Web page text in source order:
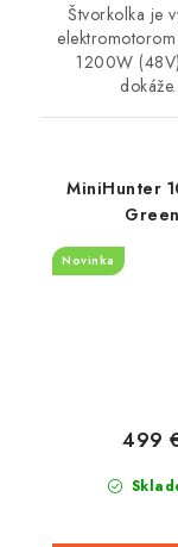
Štvorkolka je
1200W
MiniHunter
Green
Novinka
499